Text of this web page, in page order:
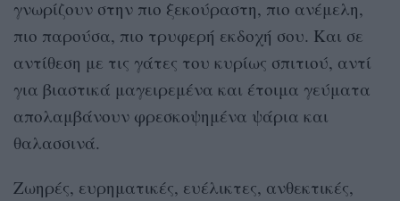
γνωρίζουν στην πιο ξεκούραστη, πιο ανέμελη,
πιο παρούσα, πιο τρυφερή εκδοχή σου. Και σε
αντίθεση με τις γάτες του κυρίως σπιτιού, αντί
για βιαστικά μαγειρεμένα και έτοιμα γεύματα
απολαμβάνουν φρεσκοψημένα ψάρια και
θαλασσινά.
Ζωηρές, ευρηματικές, ευέλικτες, ανθεκτικές,